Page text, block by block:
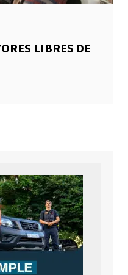
LIBRES DE